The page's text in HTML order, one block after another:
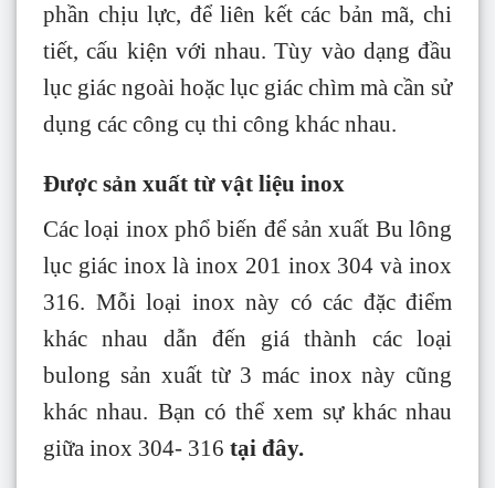
phần chịu lực, để liên kết các bản mã, chi
tiết, cấu kiện với nhau. Tùy vào dạng đầu
lục giác ngoài hoặc lục giác chìm mà cần sử
dụng các công cụ thi công khác nhau.
Được sản xuất từ vật liệu inox
Các loại inox phổ biến để sản xuất Bu lông
lục giác inox là inox 201 inox 304 và inox
316. Mỗi loại inox này có các đặc điểm
khác nhau dẫn đến giá thành các loại
bulong sản xuất từ 3 mác inox này cũng
khác nhau. Bạn có thể xem sự khác nhau
giữa inox 304- 316 tại đây.